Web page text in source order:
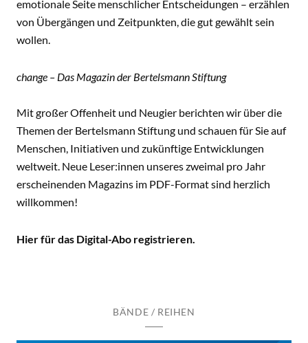
emotionale Seite menschlicher Entscheidungen – erzählen
von Übergängen und Zeitpunkten, die gut gewählt sein
wollen.
change – Das Magazin der Bertelsmann Stiftung
Mit großer Offenheit und Neugier berichten wir über die
Themen der Bertelsmann Stiftung und schauen für Sie auf
Menschen, Initiativen und zukünftige Entwicklungen
weltweit. Neue Leser:innen unseres zweimal pro Jahr
erscheinenden Magazins im PDF-Format sind herzlich
willkommen!
Hier für das Digital-Abo registrieren.
BÄNDE / REIHEN